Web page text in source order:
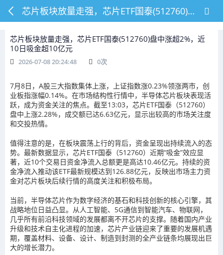
芯片板块放量走强，芯片ETF国泰(512760)盘中涨超2%，近10日吸金超10亿元
芯片板块放量走强，芯片ETF国泰(512760)盘中涨超2%，近
10日吸金超10亿元
2026-07-08 20:24:48 0次
7月8日，A股三大指数集体上涨，上证指数涨0.23%领涨两市，创
业板指涨幅0.14%。在市场结构性行情中，半导体芯片板块表现活
跃，成为资金关注的焦点。截至13:03，芯片ETF国泰（512760）
盘中上涨2.28%，成交额已达6.63亿元，显示出较高的市场关注度
和交投热情。
值得注意的是，在板块震荡上行的背后，资金呈现出持续流入的态
势。最新数据显示，芯片ETF国泰（512760）近期“吸金”效应显
著，近10个交易日资金净流入总额更是高达10.46亿元。持续的资
金净流入推动该ETF最新规模达到126.88亿元，反映出市场主力资
金对芯片板块后续行情的高度关注和积极布局。
当前，半导体芯片作为数字经济的基石和科技创新的核心引擎，其
战略地位日益凸显。从人工智能、5G通信到智能汽车、物联网，
几乎所有前沿科技领域的发展都离不开芯片的支撑。随着国内产业
升级和技术自主化进程的加速，芯片产业链迎来了重要的发展机遇
期，覆盖材料、设备、设计、制造到封测的全产业链条均展现出巨
大的增长潜力。